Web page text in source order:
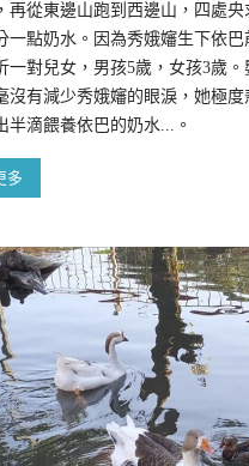
再從東邊山跑到西邊山，四處央
一點奶水。因為秀娥嬸生下依巴
一對兒女，男孩5歲，女孩3歲
沒有減少秀娥嬸的眼淚，她極
半滴餵養依巴的奶水...。
多